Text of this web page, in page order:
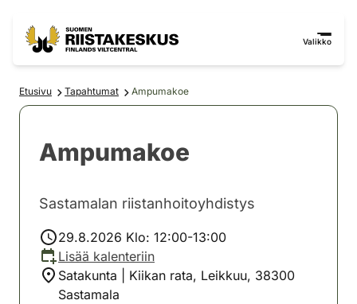
Valikko
Etusivu Tapahtumat Ampumakoe
Ampumakoe
Sastamalan riistanhoitoyhdistys
29.8.2026 Klo: 12:00-13:00
Lisää kalenteriin
Satakunta | Kiikan rata, Leikkuu, 38300
Sastamala